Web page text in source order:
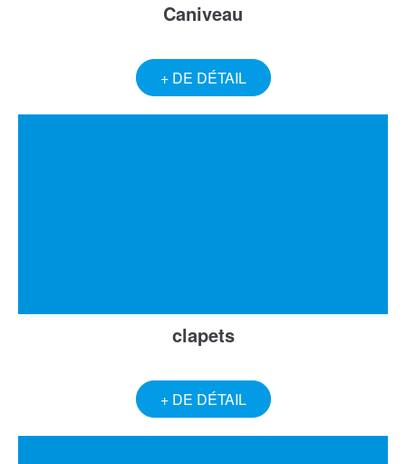
Caniveau
+ DE DÉTAIL
clapets
+ DE DÉTAIL